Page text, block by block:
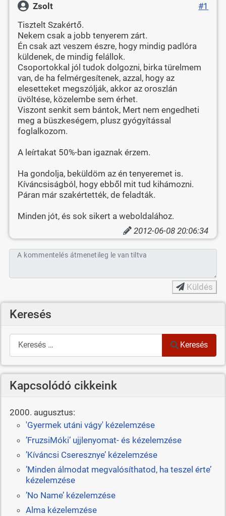
Zsolt
#1
Tisztelt Szakértő.
Nekem csak a jobb tenyerem zárt.
Én csak azt veszem észre, hogy mindig padlóra
küldenek, de mindig felállok.
Csoportokkal jól tudok dolgozni, birka türelmem
van, de ha felmérgesítenek, azzal, hogy az
elesetteket megszólják, akkor az oroszlán
üvöltése, közelembe sem érhet.
Viszont senkit sem bántok, Mert nem engedheti
meg a büszkeségem, plusz gyógyítással
foglalkozom.
A leírtakat 50%-ban igaznak érzem.
Ha gondolja, beküldöm az én tenyeremet is.
Kíváncsiságból, hogy ebből mit tud kihámozni.
Páran már szakértették, de feladták.
Minden jót, és sok sikert a weboldalához.
2012-06-08 20:06:34
A kommentelés átmenetileg le van tiltva
Küldés
Keresés
Keresés
Keresés
Kapcsolódó cikkeink
2000. augusztus:
'Gyermek utáni vágy' kézelemzése
’FruzsiMóki’ ujjlenyomat- és kézelemzése
’Kíváncsi Cseresznye’ kézelemzése
’Minden álmodat megvalósíthatod, ha teszel érte’
kézelemzése
’No Name’ kézelemzése
Alma kézelemzése